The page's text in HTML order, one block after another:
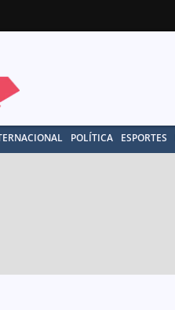
POLÍTICA ESPORTES